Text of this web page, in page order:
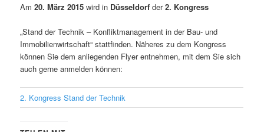
Am20. März 2015 wird in Düsseldorf der2. Kongress
„Stand der Technik – Konfliktmanagement in der Bau- und
Immobilienwirtschaft“ stattfinden. Näheres zu dem Kongress
können Sie dem anliegenden Flyer entnehmen, mit dem Sie sich
auch gerne anmelden können:
2. Kongress Stand der Technik